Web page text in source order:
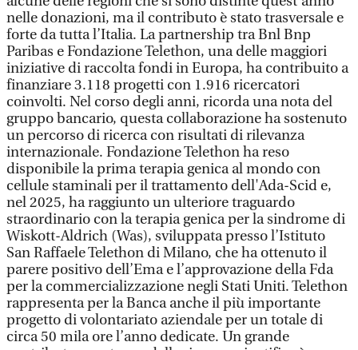
nelle donazioni, ma il contributo è stato trasversale e
forte da tutta l’Italia. La partnership tra Bnl Bnp
Paribas e Fondazione Telethon, una delle maggiori
iniziative di raccolta fondi in Europa, ha contribuito a
finanziare 3.118 progetti con 1.916 ricercatori
coinvolti. Nel corso degli anni, ricorda una nota del
gruppo bancario, questa collaborazione ha sostenuto
un percorso di ricerca con risultati di rilevanza
internazionale. Fondazione Telethon ha reso
disponibile la prima terapia genica al mondo con
cellule staminali per il trattamento dell'Ada-Scid e,
nel 2025, ha raggiunto un ulteriore traguardo
straordinario con la terapia genica per la sindrome di
Wiskott-Aldrich (Was), sviluppata presso l’Istituto
San Raffaele Telethon di Milano, che ha ottenuto il
parere positivo dell’Ema e l’approvazione della Fda
per la commercializzazione negli Stati Uniti. Telethon
rappresenta per la Banca anche il più importante
progetto di volontariato aziendale per un totale di
circa 50 mila ore l’anno dedicate. Un grande